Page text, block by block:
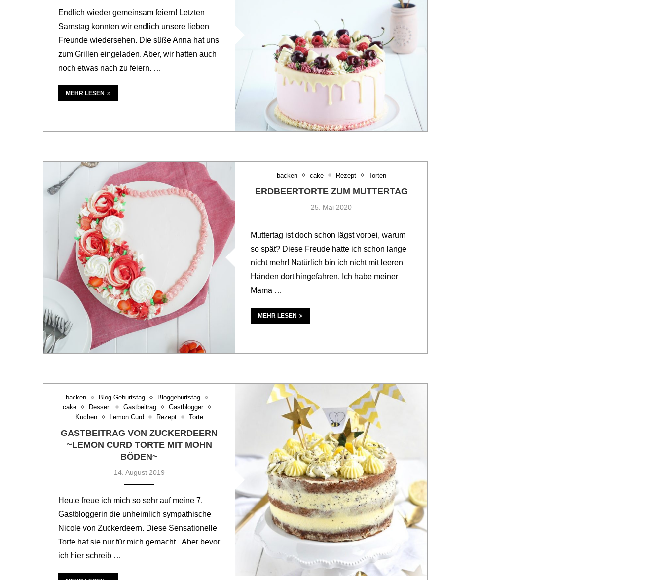
Endlich wieder gemeinsam feiern! Letzten
Samstag konnten wir endlich unsere lieben
Freunde wiedersehen. Die süße Anna hat uns
zum Grillen eingeladen. Aber, wir hatten auch
noch etwas nach zu feiern. …
MEHR LESEN
backen cake Rezept Torten
ERDBEERTORTE ZUM MUTTERTAG
25. Mai 2020
Muttertag ist doch schon lägst vorbei, warum
so spät? Diese Freude hatte ich schon lange
nicht mehr! Natürlich bin ich nicht mit leeren
Händen dort hingefahren. Ich habe meiner
Mama …
MEHR LESEN
backen Blog-Geburtstag
Bloggeburtstag
cake
Dessert Gastbeitrag
Gastblogger
Kuchen
Lemon Curd Rezept Torte
GASTBEITRAG VON ZUCKERDEERN
~LEMON CURD TORTE MIT MOHN
BÖDEN~
14. August 2019
Heute freue ich mich so sehr auf meine 7.
Gastbloggerin die unheimlich sympathische
Nicole von Zuckerdeern. Diese Sensationelle
Torte hat sie nur für mich gemacht. Aber bevor
ich hier schreib …